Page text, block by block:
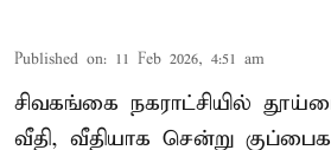
Published on: 11 Feb 2026, 4:51 am
சிவகங்கை நகராட்சியில்
வீதி, வீதியாக சென்று